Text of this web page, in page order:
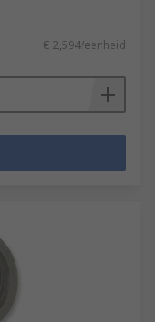
€ 2,594/eenheid